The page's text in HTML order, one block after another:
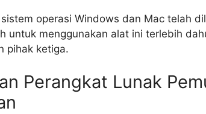
operasi Windows dan Mac telah
untuk menggunakan alat ini terlebih
pihak ketiga.
Perangkat Lunak